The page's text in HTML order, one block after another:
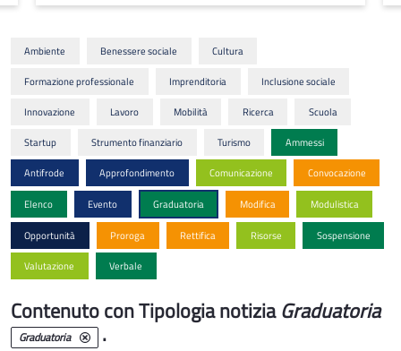
Contenuto con Tipologia notiziaGraduatoria
Graduatoria .
Ambiente Benessere sociale Cultura
Formazione professionale Imprenditoria Inclusione sociale
Innovazione Lavoro Mobilità Ricerca Scuola
Startup Strumento finanziario Turismo Ammessi
Antifrode Approfondimento Comunicazione Convocazione
Elenco Evento Graduatoria Modifica Modulistica
Opportunità Proroga Rettifica Risorse Sospensione
Valutazione Verbale